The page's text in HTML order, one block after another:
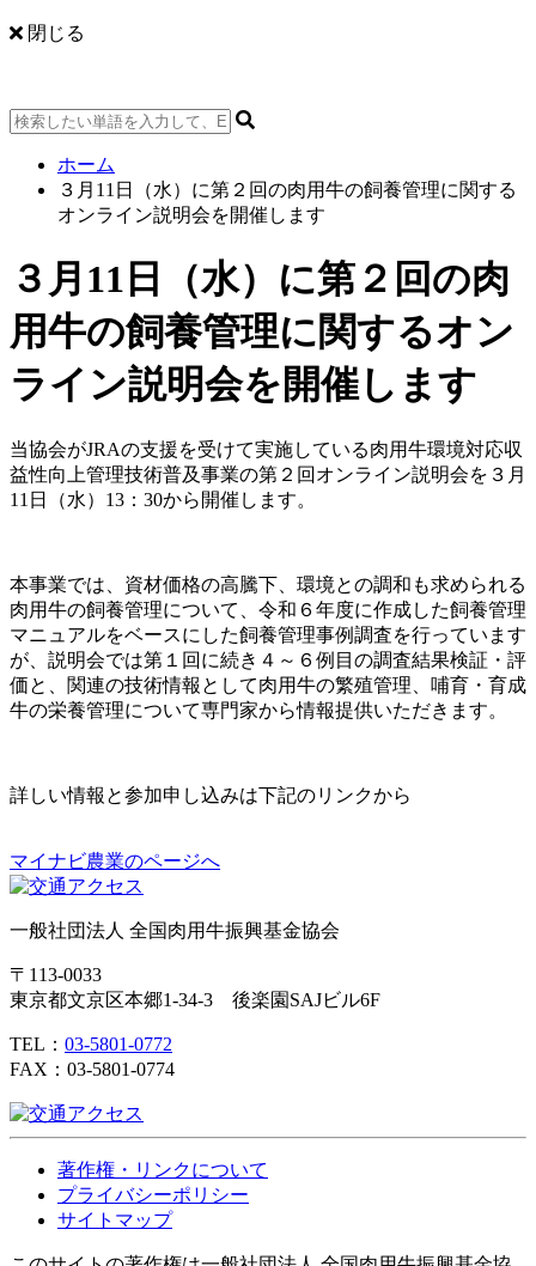
閉じる
ホーム
３月11日（水）に第２回の肉用牛の飼養管理に関する
オンライン説明会を開催します
３月11日（水）に第２回の肉
用牛の飼養管理に関するオン
ライン説明会を開催します
当協会がJRAの支援を受けて実施している肉用牛環境対応収
益性向上管理技術普及事業の第２回オンライン説明会を３月
11日（水）13：30から開催します。
本事業では、資材価格の高騰下、環境との調和も求められる
肉用牛の飼養管理について、令和６年度に作成した飼養管理
マニュアルをベースにした飼養管理事例調査を行っています
が、説明会では第１回に続き４～６例目の調査結果検証・評
価と、関連の技術情報として肉用牛の繁殖管理、哺育・育成
牛の栄養管理について専門家から情報提供いただきます。
詳しい情報と参加申し込みは下記のリンクから
マイナビ農業のページへ
一般社団法人 全国肉用牛振興基金協会
〒113-0033
東京都文京区本郷1-34-3 後楽園SAJビル6F
TEL： 03-5801-0772
FAX：03-5801-0774
著作権・リンクについて
プライバシーポリシー
サイトマップ